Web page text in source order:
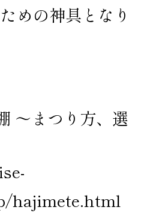
めの神具となり
～まつり方、選
hajimete.html